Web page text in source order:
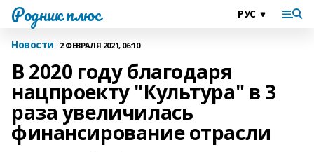
Родник плюс
Новости 2 ФЕВРАЛЯ 2021, 06:10
В 2020 году благодаря
нацпроекту "Культура" в 3
раза увеличилась
финансирование отрасли